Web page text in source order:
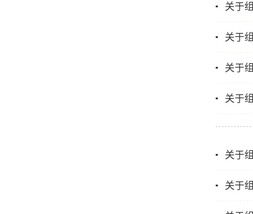
关于
关于
关于
关于
关于
关于